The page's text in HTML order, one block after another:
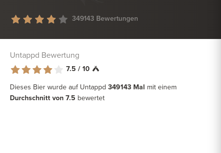
349143 Bewertungen
Untappd Bewertung
7.5 / 10
Dieses Bier wurde auf Untappd 349143 Mal mit einem
Durchschnitt von 7.5 bewertet